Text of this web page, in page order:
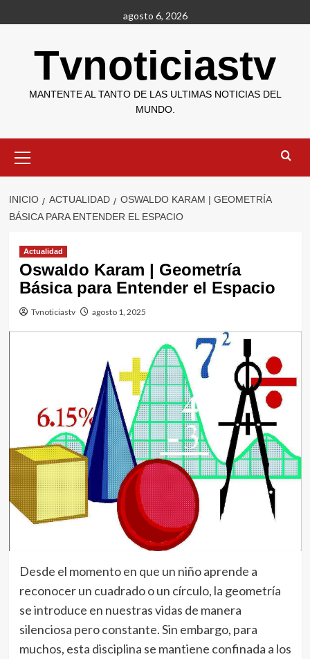
al
agosto 6, 2026
Tvnoticiastv
MANTENTE AL TANTO DE LAS ULTIMAS NOTICIAS DEL
MUNDO.
primario
INICIO ACTUALIDAD
OSWALDO KARAM | GEOMETRÍA
BÁSICA PARA ENTENDER EL ESPACIO
Actualidad
Oswaldo Karam | Geometría
Básica para Entender el Espacio
Tvnoticiastv agosto 1, 2025
Desde el momento en que un niño aprende a
reconocer un cuadrado o un círculo, la geometría
se introduce en nuestras vidas de manera
silenciosa pero constante. Sin embargo, para
muchos, esta disciplina se mantiene confinada a los